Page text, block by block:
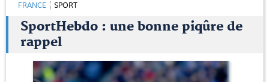
FRANCE SPORT
SportHebdo : une bonne piqûre de
rappel